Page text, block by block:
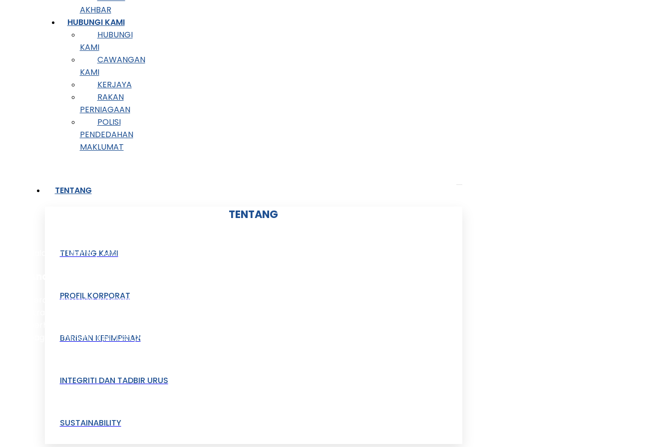
AKHBAR
HUBUNGI KAMI
HUBUNGI
KAMI
CAWANGAN
KAMI
KERJAYA
RAKAN
PERNIAGAAN
POLISI
PENDEDAHAN
MAKLUMAT
TENTANG
TENTANG
TENTANG KAMI
PROFIL KORPORAT
BARISAN KEPIMPINAN
INTEGRITI DAN TADBIR URUS
SUSTAINABILITY
Halaman Utama / Anak Syarikat
Terokai portfolio perniagaan dan perkongsian
bagi memenuhi keperluan pelanggan kami.